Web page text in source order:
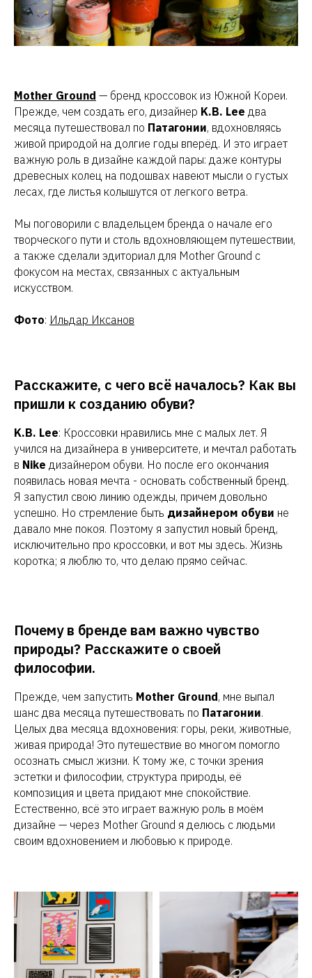
Mother Ground — бренд кроссовок из Южной Кореи.
Прежде, чем создать его, дизайнер K.B. Lee два
месяца путешествовал по Патагонии, вдохновляясь
живой природой на долгие годы вперёд. И это играет
важную роль в дизайне каждой пары: даже контуры
древесных колец на подошвах навеют мысли о густых
лесах, где листья колышутся от легкого ветра.
Мы поговорили с владельцем бренда о начале его
творческого пути и столь вдохновляющем путешествии,
а также сделали эдиториал для Mother Ground с
фокусом на местах, связанных с актуальным
искусством.
Фото: Ильдар Иксанов
Расскажите, с чего всё началось? Как вы
пришли к созданию обуви?
K.B. Lee: Кроссовки нравились мне с малых лет. Я
учился на дизайнера в университете, и мечтал работать
в Nike дизайнером обуви. Но после его окончания
появилась новая мечта - основать собственный бренд.
Я запустил свою линию одежды, причем довольно
успешно. Но стремление быть дизайнером обуви не
давало мне покоя. Поэтому я запустил новый бренд,
исключительно про кроссовки, и вот мы здесь. Жизнь
коротка; я люблю то, что делаю прямо сейчас.
Почему в бренде вам важно чувство
природы? Расскажите о своей
философии.
Прежде, чем запустить Mother Ground, мне выпал
шанс два месяца путешествовать по Патагонии.
Целых два месяца вдохновения: горы, реки, животные,
живая природа! Это путешествие во многом помогло
осознать смысл жизни. К тому же, с точки зрения
эстетки и философии, структура природы, её
композиция и цвета придают мне спокойствие.
Естественно, всё это играет важную роль в моём
дизайне — через Mother Ground я делюсь с людьми
своим вдохновением и любовью к природе.